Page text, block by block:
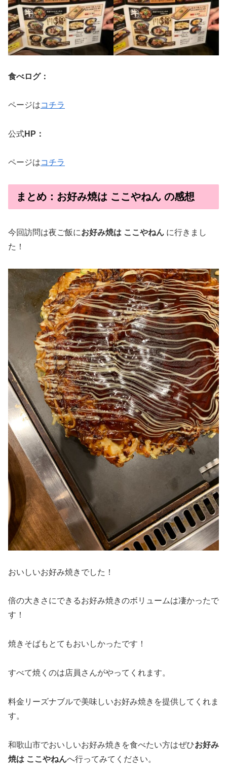
食べログ：
ページはコチラ
公式HP：
ページはコチラ
まとめ：お好み焼は ここやねん の感想
今回訪問は夜ご飯にお好み焼は ここやねん に行きまし
た！
おいしいお好み焼きでした！
倍の大きさにできるお好み焼きのボリュームは凄かったで
す！
焼きそばもとてもおいしかったです！
すべて焼くのは店員さんがやってくれます。
料金リーズナブルで美味しいお好み焼きを提供してくれま
す。
和歌山市でおいしいお好み焼きを食べたい方はぜひお好み
焼は ここやねんへ行ってみてください。